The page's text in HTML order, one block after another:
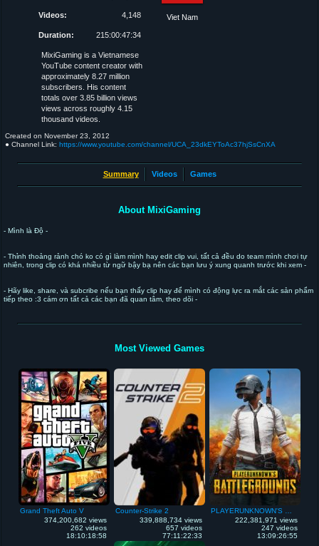
Videos: 4,148
Duration: 215:00:47:34
Viet Nam
MixiGaming is a Vietnamese
YouTube content creator with
approximately 8.27 million
subscribers. His content
totals over 3.85 billion views
views across roughly 4.15
thousand videos.
Created on November 23, 2012
● Channel Link: https://www.youtube.com/channel/UCA_23dkEYToAc37hjSsCnXA
Summary Videos Games
About MixiGaming
- Mình là Độ -
- Thỉnh thoảng rảnh chó ko có gì làm mình hay edit clip vui, tất cả đều do team mình chơi tự
nhiên, trong clip có khá nhiều từ ngữ bậy bạ nên các bạn lưu ý xung quanh trước khi xem -
- Hãy like, share, và subcribe nếu bạn thấy clip hay để mình có động lực ra mắt các sản phẩm
tiếp theo :3 cám ơn tất cả các bạn đã quan tâm, theo dõi -
Most Viewed Games
Grand Theft Auto V
374,200,682 views
262 videos
18:10:18:58
Counter-Strike 2
339,888,734 views
657 videos
77:11:22:33
222,381,971 views
247 videos
13:09:26:55